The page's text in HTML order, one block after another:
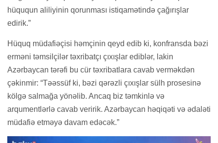
hüququn aliliyinin qorunması istiqamətində çağırışlar
edirik.”
Hüquq müdafiəçisi həmçinin qeyd edib ki, konfransda bəzi
erməni təmsilçilər təxribatçı çıxışlar ediblər, lakin
Azərbaycan tərəfi bu cür təxribatlara cavab verməkdən
çəkinmir: “Təəssüf ki, bəzi qərəzli çıxışlar sülh prosesinə
kölgə salmağa yönəlib. Ancaq biz təmkinlə və
arqumentlərlə cavab veririk. Azərbaycan həqiqəti və ədaləti
müdafiə etməyə davam edəcək.”